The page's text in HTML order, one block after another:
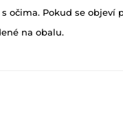
Pokud se
na obalu.